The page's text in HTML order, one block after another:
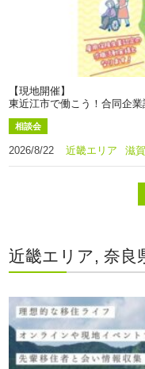
【現地開催】
東近江市で働こう！合同企業
相談会
2026/8/22 近畿エリア 滋
近畿エリア, 奈良